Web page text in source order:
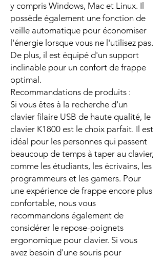
y compris Windows, Mac et Linux. Il
possède également une fonction de
veille automatique pour économiser
l'énergie lorsque vous ne l'utilisez pas.
De plus, il est équipé d'un support
inclinable pour un confort de frappe
optimal.
Recommandations de produits :
Si vous êtes à la recherche d'un
clavier filaire USB de haute qualité, le
clavier K1800 est le choix parfait. Il est
idéal pour les personnes qui passent
beaucoup de temps à taper au clavier,
comme les étudiants, les écrivains, les
programmeurs et les gamers. Pour
une expérience de frappe encore plus
confortable, nous vous
recommandons également de
considérer le repose-poignets
ergonomique pour clavier. Si vous
avez besoin d'une souris pour